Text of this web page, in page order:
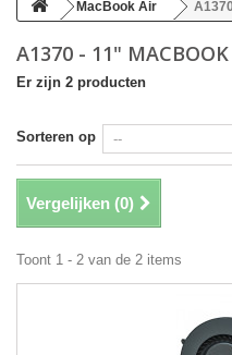
MacBook Air
A1370 - 11"
Er zijn 2 producten
Sorteren op
Vergelijken (0)
Toont 1 - 2 van de 2 items